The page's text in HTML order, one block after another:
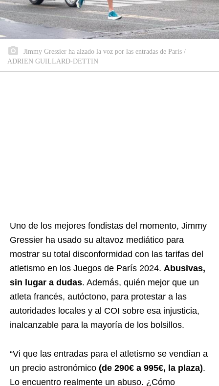
Jimmy Gressier ha alzado la voz por las entradas de París /
ADRIEN GUILLARD-DETTIN
Uno de los mejores fondistas del momento, Jimmy
Gressier ha usado su altavoz mediático para
mostrar su total disconformidad con las tarifas del
atletismo en los Juegos de París 2024. Abusivas,
sin lugar a dudas. Además, quién mejor que un
atleta francés, autóctono, para protestar a las
autoridades locales y al COI sobre esa injusticia,
inalcanzable para la mayoría de los bolsillos.
“Vi que las entradas para el atletismo se vendían a
un precio astronómico (de 290€ a 995€, la plaza).
Lo encuentro realmente un abuso. ¿Cómo